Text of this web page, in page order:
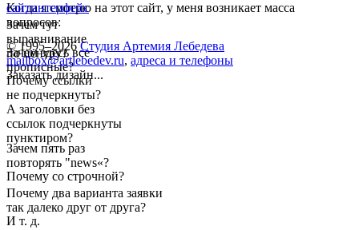
Когда я смотрю на этот сайт, у меня возникает масса
вопросов:
Зачем тут
выравнивание
по центру?
Зачем здесь все
прописные?
Почему ссылки
не подчеркнуты?
А заголовки без
ссылок подчеркнуты
пунктиром?
Зачем пять раз
повторять "news«?
Почему со строчной?
Почему два варианта заявки
так далеко друг от друга?
И т. д.
сайтинтерфейс
© 1995–2026 Студия Артемия Лебедева
mailbox@artlebedev.ru, адреса и телефоны
Заказать дизайн...